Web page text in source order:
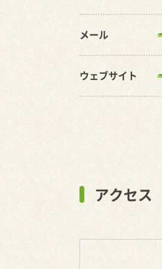
メール
ウェブサイト
アクセス